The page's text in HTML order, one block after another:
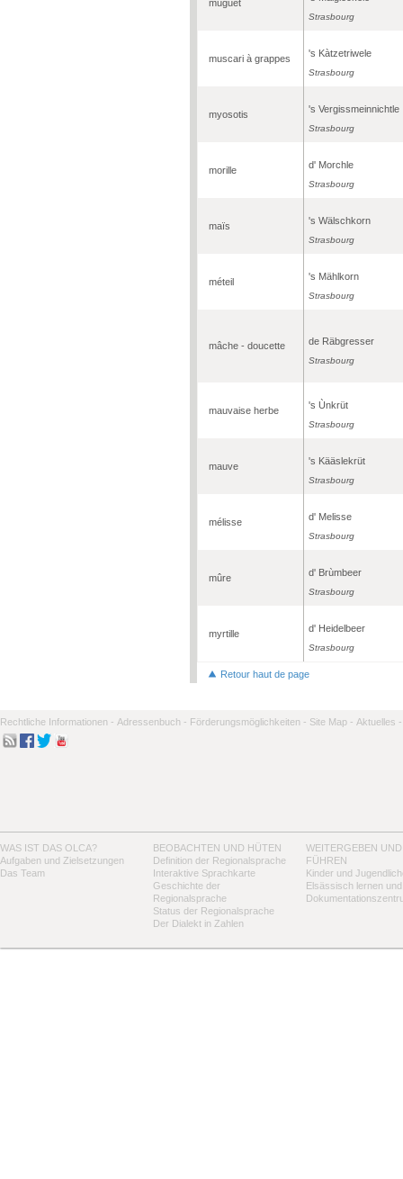
muguet
Strasbourg
muscari à grappes 's Kàtzetriwele
Strasbourg
myosotis 's Vergissmeinnichtle
Strasbourg
morille d' Morchle
Strasbourg
maïs 's Wälschkorn
Strasbourg
méteil 's Mählkorn
Strasbourg
mâche - doucette de Räbgresser
Strasbourg
mauvaise herbe 's Ùnkrüt
Strasbourg
mauve 's Kääslekrüt
Strasbourg
mélisse d' Melisse
Strasbourg
mûre d' Brùmbeer
Strasbourg
myrtille d' Heidelbeer
Strasbourg
Retour haut de page
Rechtliche Informationen - Adressenbuch - Förderungsmöglichkeiten - Site Map - Aktuelles -
WAS IST DAS OLCA?
Aufgaben und Zielsetzungen
Das Team
BEOBACHTEN UND HÜTEN
Definition der Regionalsprache
Interaktive Sprachkarte
Geschichte der
Regionalsprache
Status der Regionalsprache
Der Dialekt in Zahlen
WEITERGEBEN UND
FÜHREN
Kinder und
Elsässisch lernen